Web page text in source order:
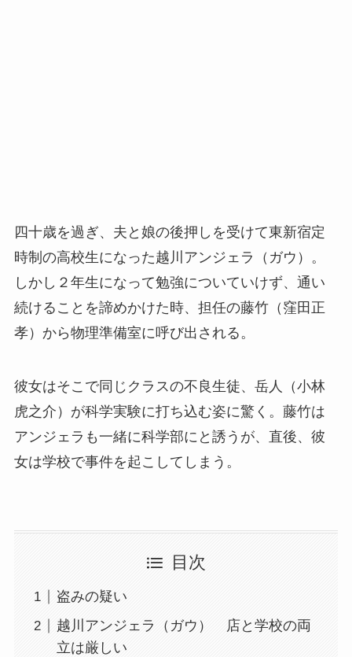
四十歳を過ぎ、夫と娘の後押しを受けて東新宿定
時制の高校生になった越川アンジェラ（ガウ）。
しかし２年生になって勉強についていけず、通い
続けることを諦めかけた時、担任の藤竹（窪田正
孝）から物理準備室に呼び出される。
彼女はそこで同じクラスの不良生徒、岳人（小林
虎之介）が科学実験に打ち込む姿に驚く。藤竹は
アンジェラも一緒に科学部にと誘うが、直後、彼
女は学校で事件を起こしてしまう。
目次
盗みの疑い
越川アンジェラ（ガウ） 店と学校の両
立は厳しい